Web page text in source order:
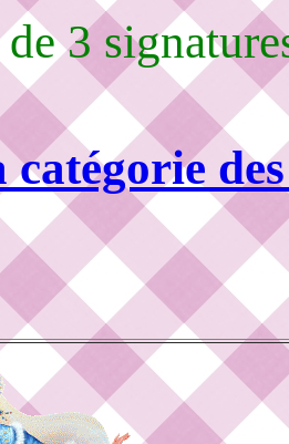
3
catégorie